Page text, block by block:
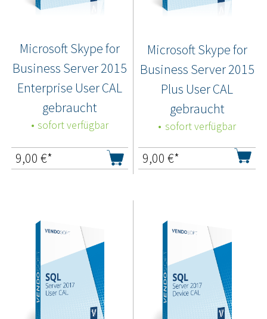
Microsoft Skype for
Business Server 2015
Enterprise User CAL
gebraucht
sofort verfügbar
9,00 €*
Microsoft Skype for
Business Server 2015
Plus User CAL
gebraucht
sofort verfügbar
9,00 €*